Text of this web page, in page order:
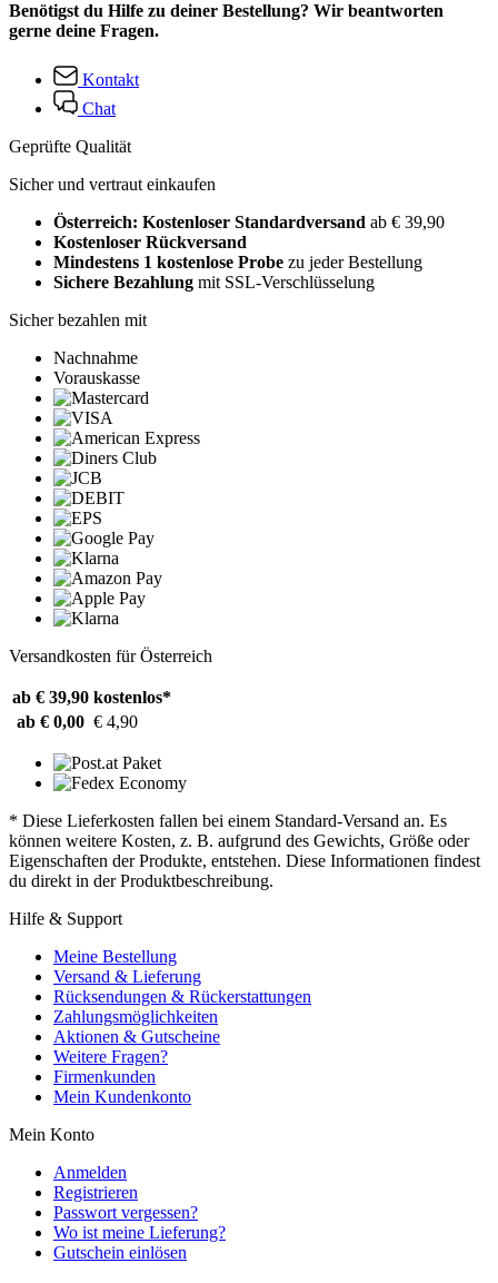
Benötigst du Hilfe zu deiner Bestellung? Wir beantworten
gerne deine Fragen.
Kontakt
Chat
Geprüfte Qualität
Sicher und vertraut einkaufen
Österreich: Kostenloser Standardversand ab € 39,90
Kostenloser Rückversand
Mindestens 1 kostenlose Probe zu jeder Bestellung
Sichere Bezahlung mit SSL-Verschlüsselung
Sicher bezahlen mit
Nachnahme
Vorauskasse
Versandkosten für Österreich
ab € 39,90 kostenlos*
ab € 0,00 € 4,90
* Diese Lieferkosten fallen bei einem Standard-Versand an. Es
können weitere Kosten, z. B. aufgrund des Gewichts, Größe oder
Eigenschaften der Produkte, entstehen. Diese Informationen findest
du direkt in der Produktbeschreibung.
Hilfe & Support
Meine Bestellung
Versand & Lieferung
Rücksendungen & Rückerstattungen
Zahlungsmöglichkeiten
Aktionen & Gutscheine
Weitere Fragen?
Firmenkunden
Mein Kundenkonto
Mein Konto
Anmelden
Registrieren
Passwort vergessen?
Wo ist meine Lieferung?
Gutschein einlösen